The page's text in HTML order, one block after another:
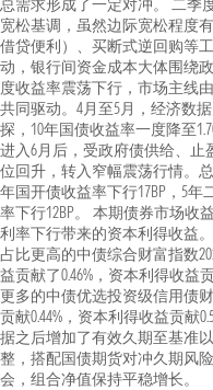
总需求形成了一定对冲。 二季
宽松基调，虽然边际宽松程度
借贷便利）、买断式逆回购等
动，银行间资金成本大体围绕
度收益率震荡下行，市场主线
共同驱动。4月至5月，经济数
探，10年国债收益率一度降至
进入6月后，受政府债供给、
位回升，转入窄幅震荡行情。
年国开债收益率下行17BP，5年
率下行12BP。 本期债券市场
利率下行带来的资本利得收益
占比更高的中债综合财富指数
益贡献了0.46%，资本利得收益
更多的中债优选投资级信用债
贡献0.44%，资本利得收益贡献
据之后增加了有效久期至基准
整，搭配国债期货对冲久期风
会，组合净值保持平稳增长。